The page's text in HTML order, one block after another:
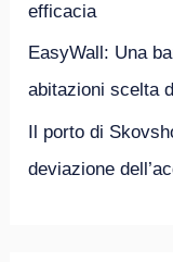
efficacia
EasyWall: Una
abitazioni scelta
Il porto di
deviazione